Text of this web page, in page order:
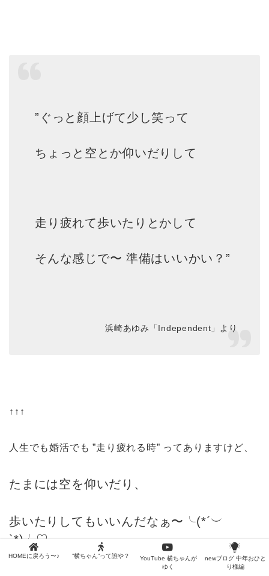
”ぐっと顔上げて少し笑って
ちょっと空とか仰いだりして
走り疲れて歩いたりとかして
そんな感じで〜 準備はいいかい？”
浜崎あゆみ「Independent」より
↑↑↑
人生でも婚活でも ”走り疲れる時” ってありますけど、
たまには空を仰いだり、
歩いたりしてもいいんだなぁ〜╰(*´︶
`*)╯♡
HOMEに戻ろう〜♪ ”横ちゃん”って誰や？
YouTube 横ちゃんが
ゆく
newブログ 中年おひと
り様編